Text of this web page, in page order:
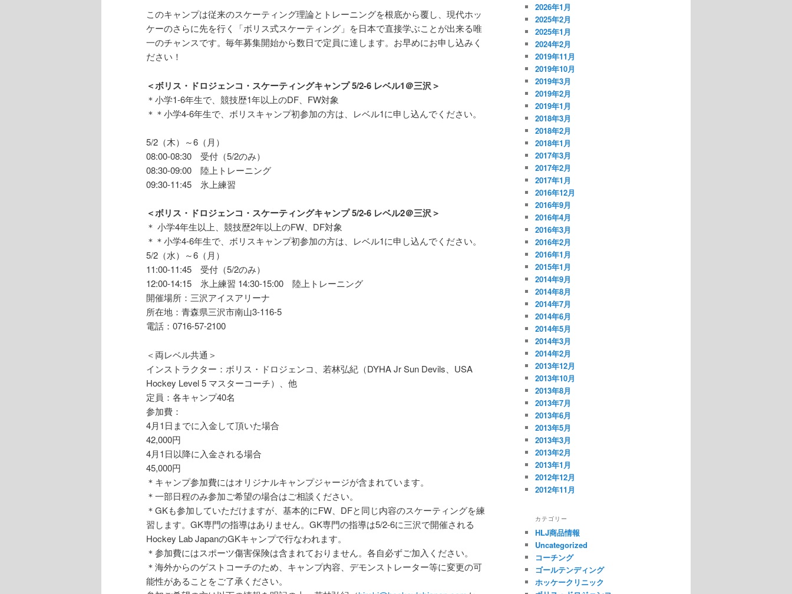
このキャンプは従来のスケーティング理論とトレーニングを根底から覆し、現代ホッ
ケーのさらに先を行く「ボリス式スケーティング」を日本で直接学ぶことが出来る唯
一のチャンスです。毎年募集開始から数日で定員に達します。お早めにお申し込みく
ださい！
＜ボリス・ドロジェンコ・スケーティングキャンプ 5/2-6 レベル1＠三沢＞
＊小学1-6年生で、競技歴1年以上のDF、FW対象
＊＊小学4-6年生で、ボリスキャンプ初参加の方は、レベル1に申し込んでください。
5/2（木）～6（月）
08:00-08:30 受付（5/2のみ）
08:30-09:00 陸上トレーニング
09:30-11:45 氷上練習
＜ボリス・ドロジェンコ・スケーティングキャンプ 5/2-6 レベル2＠三沢＞
＊ 小学4年生以上、競技歴2年以上のFW、DF対象
＊＊小学4-6年生で、ボリスキャンプ初参加の方は、レベル1に申し込んでください。
5/2（水）～6（月）
11:00-11:45 受付（5/2のみ）
12:00-14:15 氷上練習 14:30-15:00 陸上トレーニング
開催場所：三沢アイスアリーナ
所在地：青森県三沢市南山3-116-5
電話：0716-57-2100
＜両レベル共通＞
インストラクター：ボリス・ドロジェンコ、若林弘紀（DYHA Jr Sun Devils、USA
Hockey Level 5 マスターコーチ）、他
定員：各キャンプ40名
参加費：
4月1日までに入金して頂いた場合
42,000円
4月1日以降に入金される場合
45,000円
＊キャンプ参加費にはオリジナルキャンプジャージが含まれています。
＊一部日程のみ参加ご希望の場合はご相談ください。
＊GKも参加していただけますが、基本的にFW、DFと同じ内容のスケーティングを練
習します。GK専門の指導はありません。GK専門の指導は5/2-6に三沢で開催される
Hockey Lab JapanのGKキャンプで行なわれます。
＊参加費にはスポーツ傷害保険は含まれておりません。各自必ずご加入ください。
＊海外からのゲストコーチのため、キャンプ内容、デモンストレーター等に変更の可
能性があることをご了承ください。
2026年1月
2025年2月
2025年1月
2024年2月
2019年11月
2019年10月
2019年3月
2019年2月
2019年1月
2018年3月
2018年2月
2018年1月
2017年3月
2017年2月
2017年1月
2016年12月
2016年9月
2016年4月
2016年3月
2016年2月
2016年1月
2015年1月
2014年9月
2014年8月
2014年7月
2014年6月
2014年5月
2014年3月
2014年2月
2013年12月
2013年10月
2013年8月
2013年7月
2013年6月
2013年5月
2013年3月
2013年2月
2013年1月
2012年12月
2012年11月
カテゴリー
HLJ商品情報
Uncategorized
コーチング
ゴールテンディング
ホッケークリニック